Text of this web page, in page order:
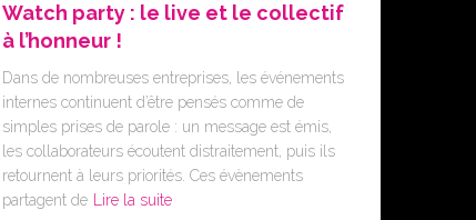
Watch party : le live et le collectif
à l’honneur !
Dans de nombreuses entreprises, les événements
internes continuent d’être pensés comme de
simples prises de parole : un message est émis,
les collaborateurs écoutent distraitement, puis ils
retournent à leurs priorités. Ces évènements
partagent de
Lire la suite